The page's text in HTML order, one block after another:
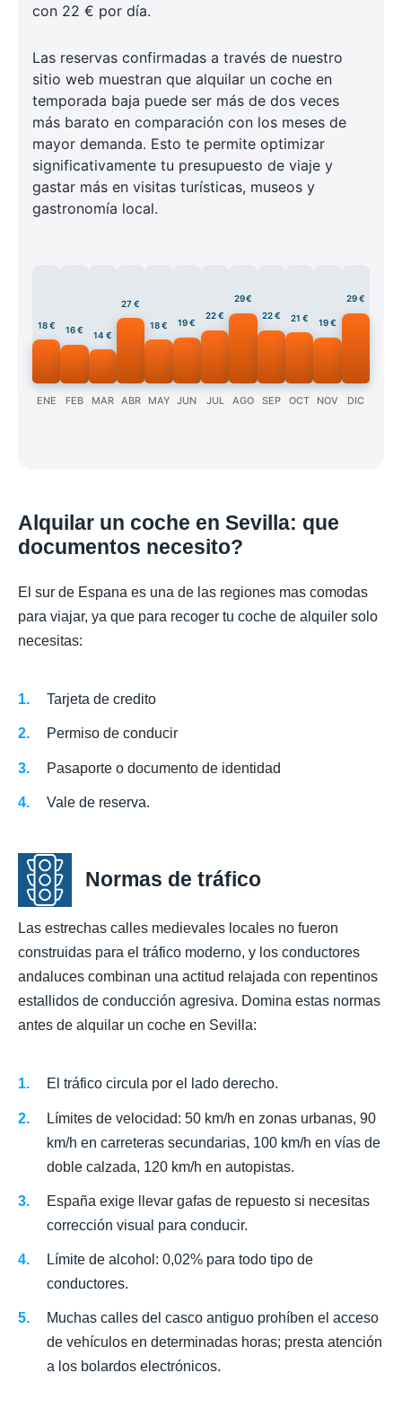
con 22 € por día.
Las reservas confirmadas a través de nuestro
sitio web muestran que alquilar un coche en
temporada baja puede ser más de dos veces
más barato en comparación con los meses de
mayor demanda. Esto te permite optimizar
significativamente tu presupuesto de viaje y
gastar más en visitas turísticas, museos y
gastronomía local.
18 €
ENE
16 €
FEB
14 €
MAR
27 €
ABR
18 €
MAY
19 €
JUN
22 €
JUL
29 €
AGO
22 €
SEP
21 €
OCT
19 €
NOV
29 €
DIC
Alquilar un coche en Sevilla: que
documentos necesito?
El sur de Espana es una de las regiones mas comodas
para viajar, ya que para recoger tu coche de alquiler solo
necesitas:
Tarjeta de credito
Permiso de conducir
Pasaporte o documento de identidad
Vale de reserva.
Normas de tráfico
Las estrechas calles medievales locales no fueron
construidas para el tráfico moderno, y los conductores
andaluces combinan una actitud relajada con repentinos
estallidos de conducción agresiva. Domina estas normas
antes de alquilar un coche en Sevilla:
El tráfico circula por el lado derecho.
Límites de velocidad: 50 km/h en zonas urbanas, 90
km/h en carreteras secundarias, 100 km/h en vías de
doble calzada, 120 km/h en autopistas.
España exige llevar gafas de repuesto si necesitas
corrección visual para conducir.
Límite de alcohol: 0,02% para todo tipo de
conductores.
Muchas calles del casco antiguo prohíben el acceso
de vehículos en determinadas horas; presta atención
a los bolardos electrónicos.